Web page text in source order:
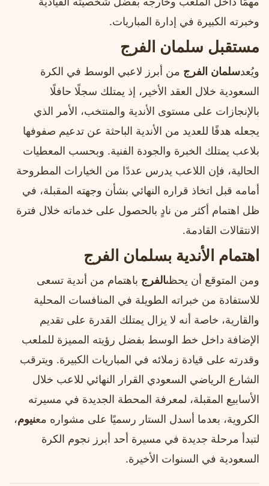
وخبرته الكبيرة في إدارة المباريات.
مستقبل سلمان الفرج
ويُعدسلمان الفرج من أبرز لاعبي الوسط في الكرة
السعودية خلال العقد الأخير، إذ يمتلك سجلًا حافلًا
بالإنجازات على مستوى الأندية والمنتخب، الأمر الذي
يجعله هدفًا للعديد من الأندية الباحثة عن تدعيم صفوفها
بلاعب يمتلك الخبرة والجودة الفنية. وبحسب المعطيات
الحالية، فإن اللاعب يدرس عددًا من الخيارات المطروحة
أمامه قبل اتخاذ قراره النهائي بشأن وجهته المقبلة، في
ظل اهتمام أكثر من نادٍ بالحصول على خدماته خلال فترة
الانتقالات القادمة.
اهتمام الأندية بسلمان الفرج
ومن المتوقع أن يحظىالفرج باهتمام من أندية تسعى
للاستفادة من خبراته الطويلة في المنافسات المحلية
والقارية، خاصة أنه لا يزال يمتلك القدرة على تقديم
الإضافة داخل خط الوسط بفضل رؤيته المميزة للملعب
وقدرته على قيادة زملائه في المباريات الكبيرة. ويترقب
الشارع الرياضي السعودي القرار النهائي للاعب خلال
الأسابيع المقبلة، لمعرفة المحطة الجديدة في مسيرته
الكروية، بعدما أسدل الستار رسميًا على مشواره معنيوم،
لتبدأ مرحلة جديدة في مسيرة أحد أبرز نجوم الكرة
السعودية في السنوات الأخيرة.